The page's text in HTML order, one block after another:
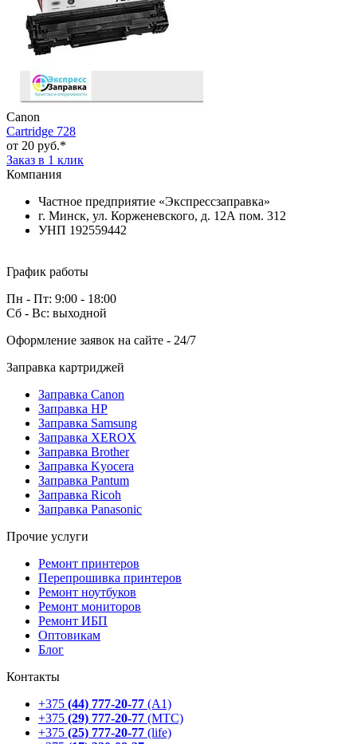
Canon
Cartridge 728
от 20 руб.*
Заказ в 1 клик
Компания
Частное предприятие «Экспрессзаправка»
г. Минск, ул. Корженевского, д. 12А пом. 312
УНП 192559442
График работы
Пн - Пт: 9:00 - 18:00
Сб - Вс: выходной
Оформление заявок на сайте - 24/7
Заправка картриджей
Заправка Canon
Заправка HP
Заправка Samsung
Заправка XEROX
Заправка Brother
Заправка Kyocera
Заправка Pantum
Заправка Ricoh
Заправка Panasonic
Прочие услуги
Ремонт принтеров
Перепрошивка принтеров
Ремонт ноутбуков
Ремонт мониторов
Ремонт ИБП
Оптовикам
Блог
Контакты
+375 (44) 777-20-77 (А1)
+375 (29) 777-20-77 (МТС)
+375 (25) 777-20-77 (life)